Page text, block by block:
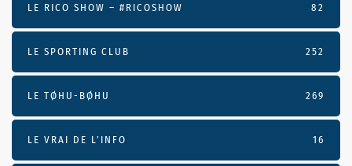
LE RICO SHOW – #RICOSHOW 82
LE SPORTING CLUB 252
LE TØHU-BØHU 269
LE VRAI DE L’INFO 16